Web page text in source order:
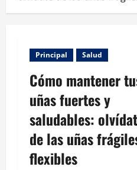
Principal Salud
Cómo mantener
uñas fuertes y
saludables:
de las uñas
flexibles